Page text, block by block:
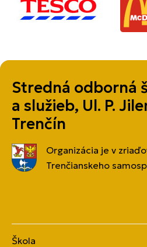
Stredná odborná
a služieb, Ul. P.
Trenčín
Organizácia je v
Trenčianskeho
Škola